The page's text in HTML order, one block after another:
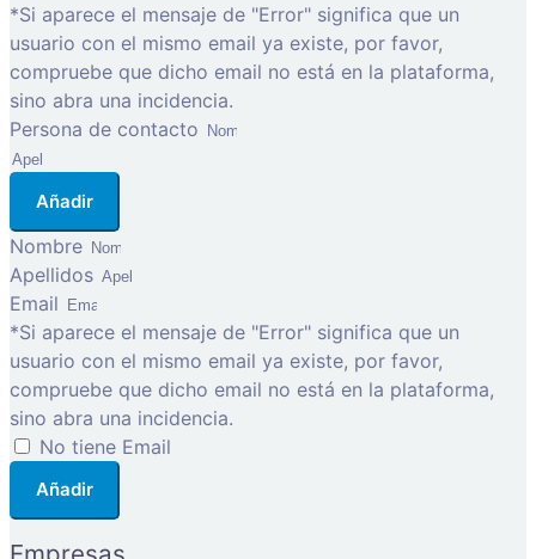
*Si aparece el mensaje de "Error" significa que un
usuario con el mismo email ya existe, por favor,
compruebe que dicho email no está en la plataforma,
sino abra una incidencia.
Persona de contacto
Añadir
Nombre
Apellidos
Email
*Si aparece el mensaje de "Error" significa que un
usuario con el mismo email ya existe, por favor,
compruebe que dicho email no está en la plataforma,
sino abra una incidencia.
No tiene Email
Añadir